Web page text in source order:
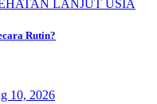
LANJUT USIA
Rutin?
10, 2026